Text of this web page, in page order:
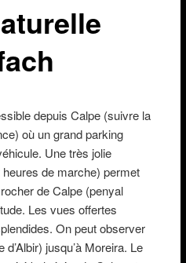
depuis Calpe (suivre la
où un grand parking
Une très jolie
de marche) permet
de Calpe (penyal
Les vues offertes
On peut observer
jusqu’à Moreira. Le